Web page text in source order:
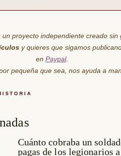
proyecto independiente creado sin
y quieres que sigamos
en Paypal.
pequeña que sea, nos ayuda a
Cuánto cobraba un
pagas de los legionarios